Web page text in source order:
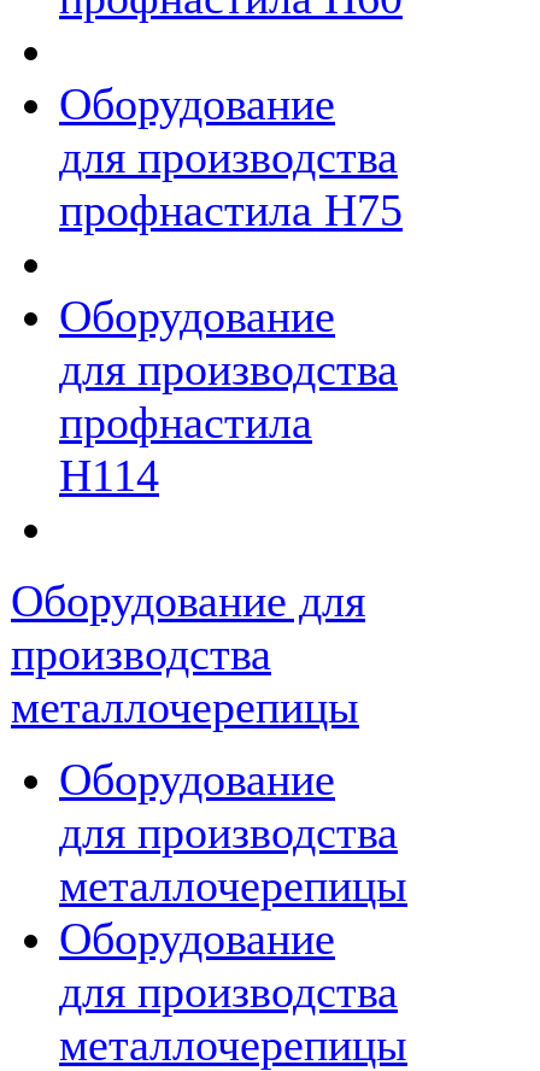
Оборудование
для производства
профнастила Н75
Оборудование
для производства
профнастила
Н114
Оборудование для
производства
металлочерепицы
Оборудование
для производства
металлочерепицы
Оборудование
для производства
металлочерепицы